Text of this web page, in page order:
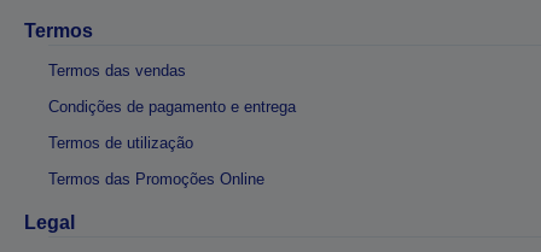
Termos
Termos das vendas
Condições de pagamento e entrega
Termos de utilização
Termos das Promoções Online
Legal